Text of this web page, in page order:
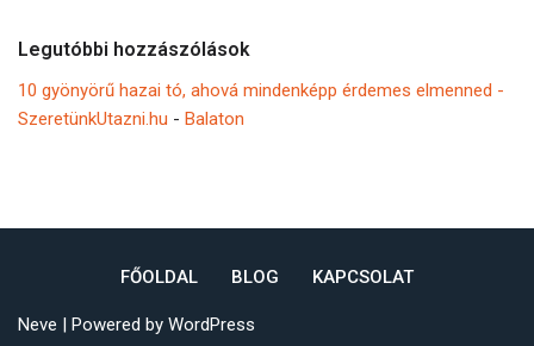
Legutóbbi hozzászólások
10 gyönyörű hazai tó, ahová mindenképp érdemes elmenned -
SzeretünkUtazni.hu - Balaton
FŐOLDAL BLOG KAPCSOLAT
Neve | Powered by WordPress